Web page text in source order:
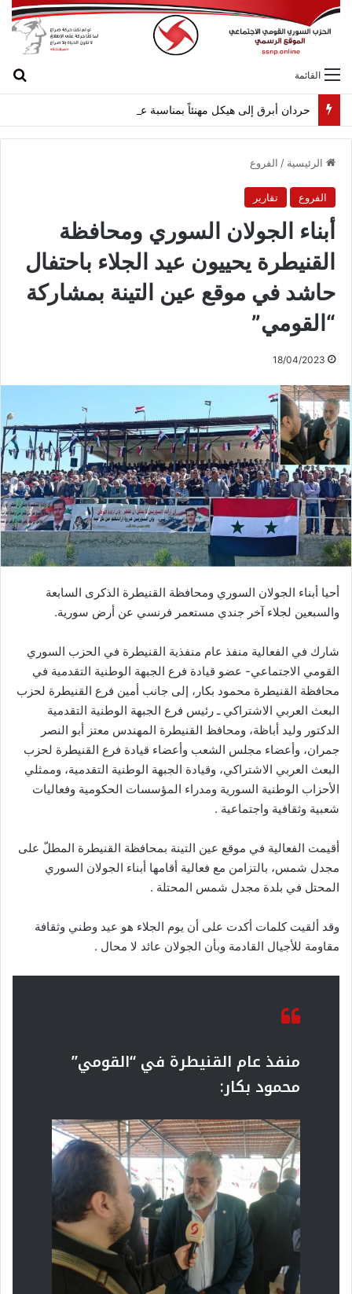
القائمة
حردان أبرق إلى هيكل مهنئاً بمناسبة عيد الجيش
الرئيسية / الفروع
الفروع تقارير
أبناء الجولان السوري ومحافظة
القنيطرة يحييون عيد الجلاء باحتفال
حاشد في موقع عين التينة بمشاركة
“القومي”
18/04/2023
أحيا أبناء الجولان السوري ومحافظة القنيطرة الذكرى السابعة
والسبعين لجلاء آخر جندي مستعمر فرنسي عن أرض سورية.
شارك في الفعالية منفذ عام منفذية القنيطرة في الحزب السوري
القومي الاجتماعي- عضو قيادة فرع الجبهة الوطنية التقدمية في
محافظة القنيطرة محمود بكار، إلى جانب أمين فرع القنيطرة لحزب
البعث العربي الاشتراكي ـ رئيس فرع الجبهة الوطنية التقدمية
الدكتور وليد أباظة، ومحافظ القنيطرة المهندس معتز أبو النصر
جمران، وأعضاء مجلس الشعب وأعضاء قيادة فرع القنيطرة لحزب
البعث العربي الاشتراكي، وقيادة الجبهة الوطنية التقدمية، وممثلي
الأحزاب الوطنية السورية ومدراء المؤسسات الحكومية وفعاليات
شعبية وثقافية واجتماعية .
أقيمت الفعالية في موقع عين التينة بمحافظة القنيطرة المطلّ على
مجدل شمس، بالتزامن مع فعالية أقامها أبناء الجولان السوري
المحتل في بلدة مجدل شمس المحتلة .
وقد ألقيت كلمات أكدت على أن يوم الجلاء هو عيد وطني وثقافة
مقاومة للأجيال القادمة وبأن الجولان عائد لا محال .
منفذ عام القنيطرة في “القومي”
محمود بكار: